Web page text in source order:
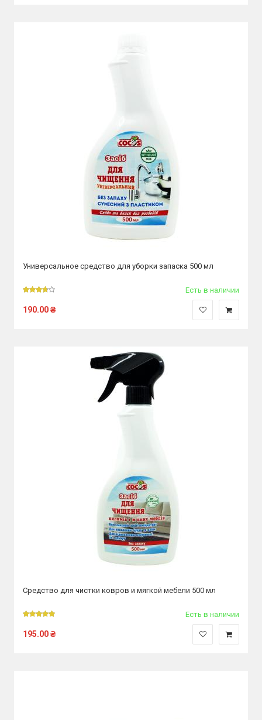
Универсальное средство для уборки запаска 500 мл
Есть в наличии
190.00₴
Средство для чистки ковров и мягкой мебели 500 мл
Есть в наличии
195.00₴